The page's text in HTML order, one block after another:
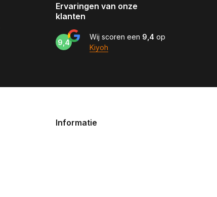
Ervaringen van onze
klanten
9,4
Wij scoren een 9,4 op
Kiyoh
Informatie